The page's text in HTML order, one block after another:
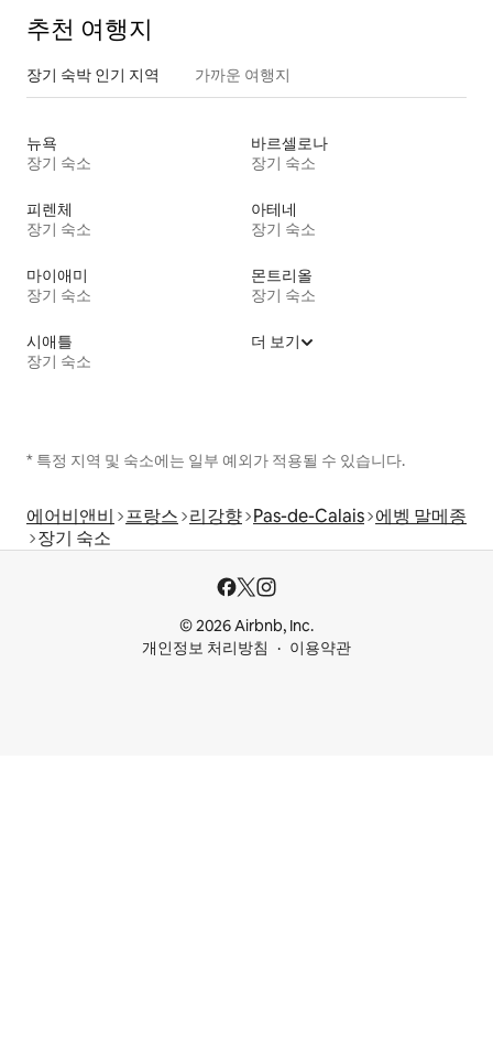
추천 여행지
장기 숙박 인기 지역 가까운 여행지
뉴욕
장기 숙소
바르셀로나
장기 숙소
피렌체
장기 숙소
아테네
장기 숙소
마이애미
장기 숙소
몬트리올
장기 숙소
시애틀
장기 숙소
더 보기
* 특정 지역 및 숙소에는 일부 예외가 적용될 수 있습니다.
에어비앤비 프랑스 리강향 Pas-de-Calais 에벵 말메종
장기 숙소
© 2026 Airbnb, Inc.
개인정보 처리방침
이용약관